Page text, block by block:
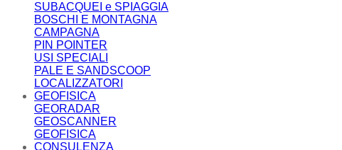
SUBACQUEI e SPIAGGIA
BOSCHI E MONTAGNA
CAMPAGNA
PIN POINTER
USI SPECIALI
PALE E SANDSCOOP
LOCALIZZATORI
GEOFISICA
GEORADAR
GEOSCANNER
GEOFISICA
CONSULENZA